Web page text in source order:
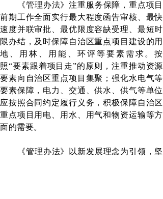
《管理办法》注重服务保障，重点项目
前期工作全面实行最大程度函告审核、最快
速度并联审批、最优限度容缺受理、最短时
限办结，及时保障自治区重点项目建设的用
地、用林、用能、环评等要素需求。按
照“要素跟着项目走”的原则，注重推动资源
要素向自治区重点项目集聚；强化水电气等
要素保障，电力、交通、供水、供气等单位
应按照合同约定履行义务，积极保障自治区
重点项目用电、用水、用气和物资运输等方
面的需要。
《管理办法》以新发展理念为引领，坚